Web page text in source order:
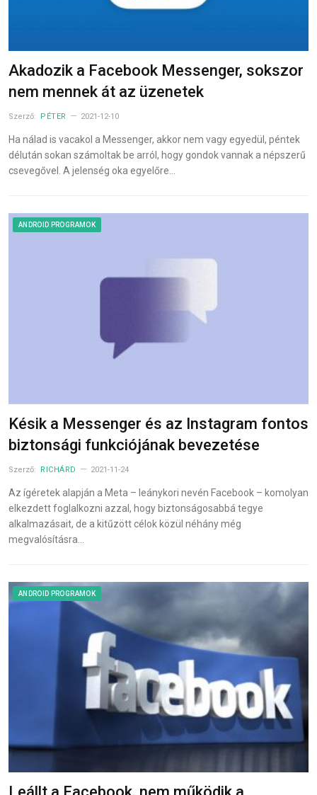
Akadozik a Facebook Messenger, sokszor
nem mennek át az üzenetek
Szerző: PÉTER 2021-12-10
Ha nálad is vacakol a Messenger, akkor nem vagy egyedül, péntek
délután sokan számoltak be arról, hogy gondok vannak a népszerű
csevegővel. A jelenség oka egyelőre…
ANDROID PROGRAMOK
Késik a Messenger és az Instagram fontos
biztonsági funkciójának bevezetése
Szerző: RICHÁRD 2021-11-24
Az ígéretek alapján a Meta – leánykori nevén Facebook – komolyan
elkezdett foglalkozni azzal, hogy biztonságosabbá tegye
alkalmazásait, de a kitűzött célok közül néhány még
megvalósításra…
ANDROID PROGRAMOK